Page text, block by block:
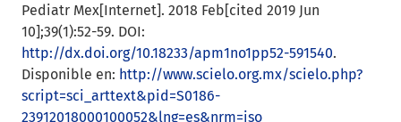
Pediatr Mex[Internet]. 2018 Feb[cited 2019 Jun
10];39(1):52-59. DOI:
http://dx.doi.org/10.18233/apm1no1pp52-591540.
Disponible en: http://www.scielo.org.mx/scielo.php?
script=sci_arttext&pid=S0186-
23912018000100052&lng=es&nrm=iso